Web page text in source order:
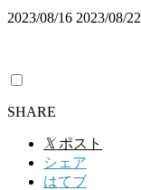
2023/08/16 2023/08/22
SHARE
𝕏 ポスト
シェア
はてブ